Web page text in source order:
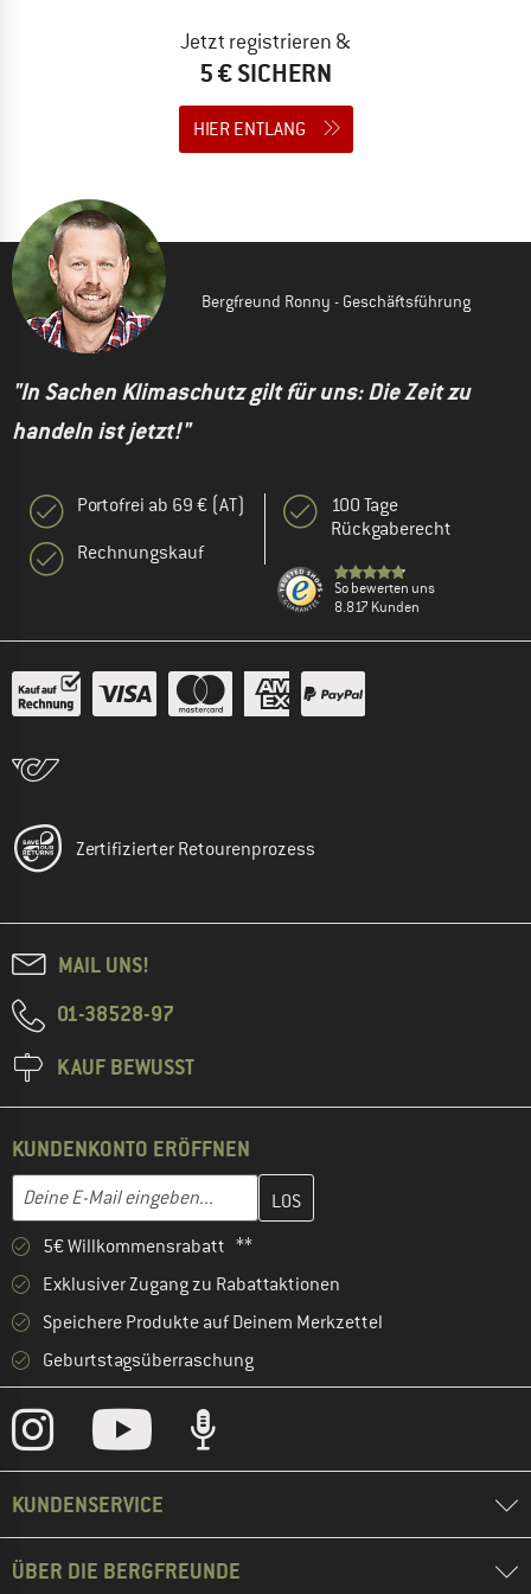
Jetzt registrieren &
5 € SICHERN
HIER ENTLANG
Bergfreund Ronny - Geschäftsführung
"In Sachen Klimaschutz gilt für uns: Die Zeit zu
handeln ist jetzt!"
Portofrei ab 69 € (AT)
Rechnungskauf
100 Tage
Rückgaberecht
So bewerten uns
8.817 Kunden
Zertifizierter Retourenprozess
MAIL UNS!
01-38528-97
KAUF BEWUSST
KUNDENKONTO ERÖFFNEN
E-Mail-Adresse
Gib hier deine E-Mail-Adresse ein und erstelle im nächsten
5€ Willkommensrabatt **
Exklusiver Zugang zu Rabattaktionen
Speichere Produkte auf Deinem Merkzettel
Geburtstagsüberraschung
KUNDENSERVICE
ÜBER DIE BERGFREUNDE